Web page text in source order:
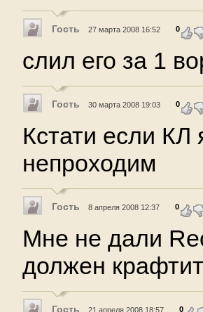
Гость 27 марта 2008 16:52 0
слил его за 1
Гость 30 марта 2008 19:03 0
Кстати если КЛ
непроходим
Гость 8 апреля 2008 12:37 0
Мне не дали
должен
Гость 21 апреля 2008 18:57 0